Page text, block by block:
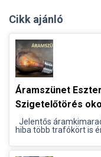
Cikk ajánló
Áramszünet
Szigetelőtörés
Jelentős
hiba több trafókört is